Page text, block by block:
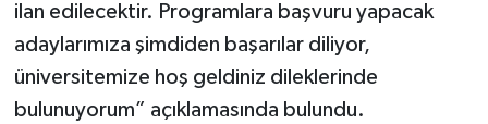
ilan edilecektir. Programlara başvuru yapacak
adaylarımıza şimdiden başarılar diliyor,
üniversitemize hoş geldiniz dileklerinde
bulunuyorum” açıklamasında bulundu.